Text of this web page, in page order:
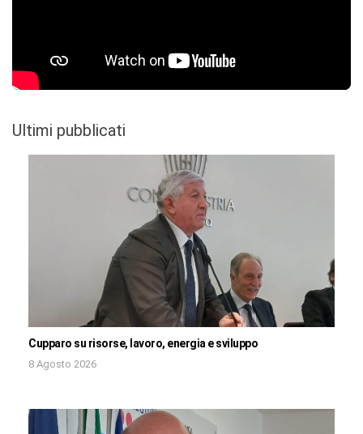
Ultimi pubblicati
Cupparo su risorse, lavoro, energia e sviluppo
8 Agosto 2026